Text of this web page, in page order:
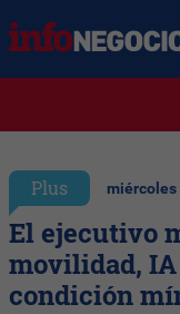
Plus miércoles
El ejecutivo
movilidad,
condición